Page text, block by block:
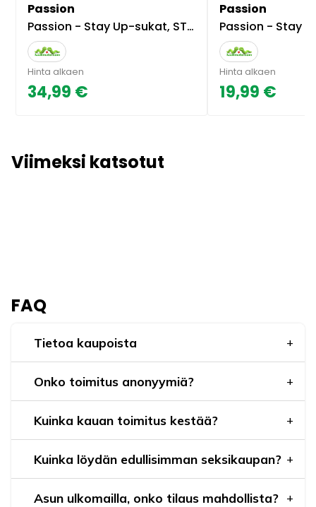
Passion
Passion - Stay Up-sukat, ST100
Hinta alkaen
34,99 €
Passion
Passion - Stay Up
Hinta alkaen
19,99 €
Viimeksi katsotut
FAQ
Tietoa kaupoista
Onko toimitus anonyymiä?
Kuinka kauan toimitus kestää?
Kuinka löydän edullisimman seksikaupan?
Asun ulkomailla, onko tilaus mahdollista?